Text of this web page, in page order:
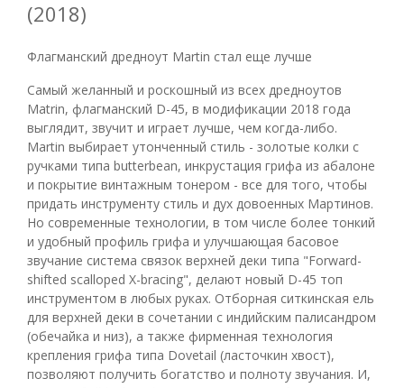
(2018)
Флагманский дредноут Martin стал еще лучше
Самый желанный и роскошный из всех дредноутов
Matrin, флагманский D-45, в модификации 2018 года
выглядит, звучит и играет лучше, чем когда-либо.
Martin выбирает утонченный стиль - золотые колки с
ручками типа butterbean, инкрустация грифа из абалоне
и покрытие винтажным тонером - все для того, чтобы
придать инструменту стиль и дух довоенных Мартинов.
Но современные технологии, в том числе более тонкий
и удобный профиль грифа и улучшающая басовое
звучание система связок верхней деки типа "Forward-
shifted scalloped X-bracing", делают новый D-45 топ
инструментом в любых руках. Отборная ситкинская ель
для верхней деки в сочетании с индийским палисандром
(обечайка и низ), а также фирменная технология
крепления грифа типа Dovetail (ласточкин хвост),
позволяют получить богатство и полноту звучания. И,